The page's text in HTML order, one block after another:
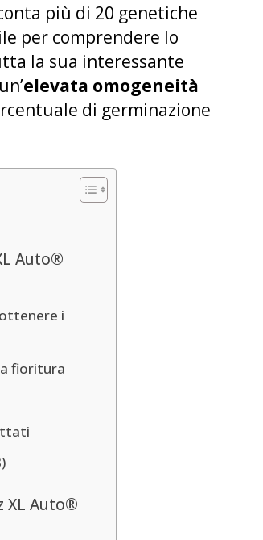
più di 20 genetiche
per comprendere lo
la sua interessante
elevata omogeneità
di germinazione
Auto®
i
fioritura
XL Auto®